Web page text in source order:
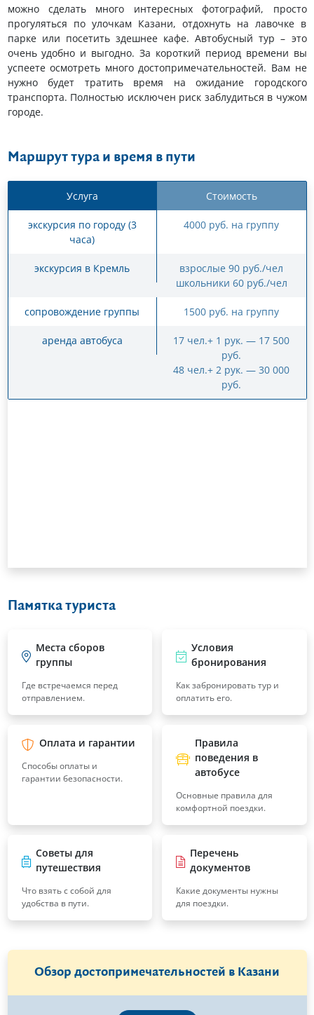
можно сделать много интересных фотографий, просто
прогуляться по улочкам Казани, отдохнуть на лавочке в
парке или посетить здешнее кафе. Автобусный тур – это
очень удобно и выгодно. За короткий период времени вы
успеете осмотреть много достопримечательностей. Вам не
нужно будет тратить время на ожидание городского
транспорта. Полностью исключен риск заблудиться в чужом
городе.
Маршрут тура и время в пути
Услуга Стоимость
экскурсия по городу (3
часа)
4000 руб. на группу
экскурсия в Кремль
взрослые 90 руб./чел
школьники 60 руб./чел
сопровождение группы 1500 руб. на группу
аренда автобуса
17 чел.+ 1 рук. — 17 500
руб.
48 чел.+ 2 рук. — 30 000
руб.
Памятка туриста
Места сборов
группы
Где встречаемся перед
отправлением.
Условия
бронирования
Как забронировать тур и
оплатить его.
Оплата и гарантии
Способы оплаты и
гарантии безопасности.
Правила
поведения в
автобусе
Основные правила для
комфортной поездки.
Советы для
путешествия
Что взять с собой для
удобства в пути.
Перечень
документов
Какие документы нужны
для поездки.
Обзор достопримечательностей в Казани